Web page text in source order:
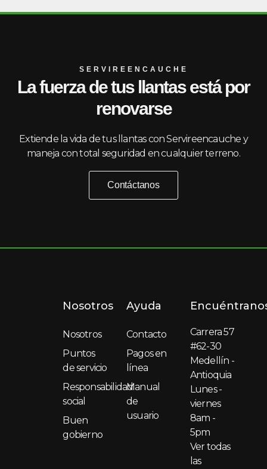
SERVIREENCAUCHE
La fuerza de tus llantas está por
renovarse
Extiende la vida de tus llantas con Servireencauche y
maneja con total seguridad en cualquier terreno.
Contáctanos
Nosotros
Nosotros
Puntos
de servicio
Responsabilidad
social
Buen
gobierno
Ayuda
Contacto
Pagos en
línea
Manual
de
usuario
Carrera 57
#62-30
Medellín -
Antioquia
Lunes -
viernes
8am -
5pm
Ver todas
las